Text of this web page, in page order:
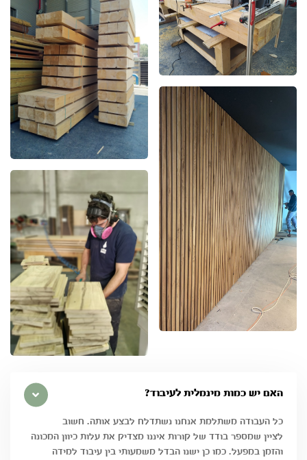
האם יש כמות מינמלית לעיבוד?
כל העבודה משתלמת אנחנו נשתדלח לבצע אותה. חשוב
לציין שמספר בודד של קורות איננו מצדיק את עלות כיוון המכונה
והזמן במפעל. כמו כן ישנו הבדל משמעותי בין עיבוד למידה